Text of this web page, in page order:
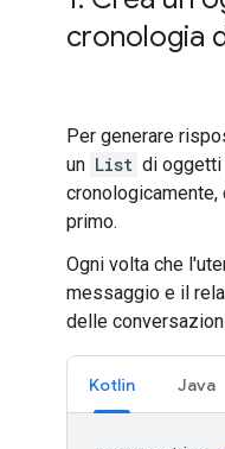
cronologia
Per generare
un List di oggetti
primo.
Ogni volta che
messaggio e il
delle
Kotlin Java